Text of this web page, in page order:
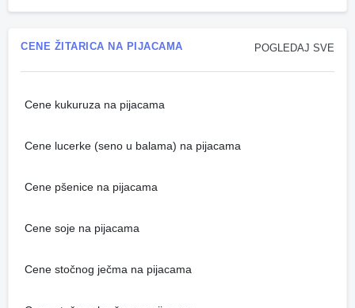
POGLEDAJ SVE
CENE ŽITARICA NA PIJACAMA
Cene kukuruza na pijacama
Cene lucerke (seno u balama) na pijacama
Cene pšenice na pijacama
Cene soje na pijacama
Cene stočnog ječma na pijacama